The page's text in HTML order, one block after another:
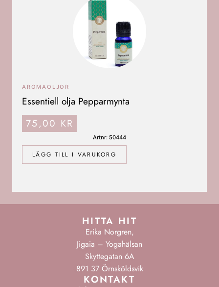
LÄGG TILL I VARUKORG
AROMAOLJOR
Essentiell olja Pepparmynta
75,00 KR
Artnr: 50444
HITTA HIT
Erika Norgren,
Jigaia – Yogahälsan
Skyttegatan 6A
891 37 Örnsköldsvik
KONTAKT